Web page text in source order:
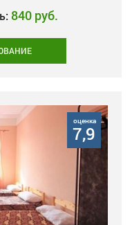
840 руб.
оценка
7,9